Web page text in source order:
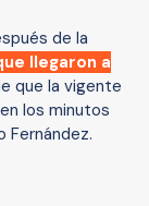
de la
llegaron a
que la vigente
los minutos
Fernández.